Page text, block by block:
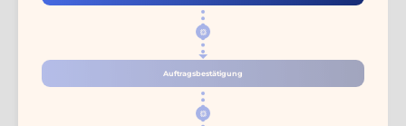
Auftragsbestätigung